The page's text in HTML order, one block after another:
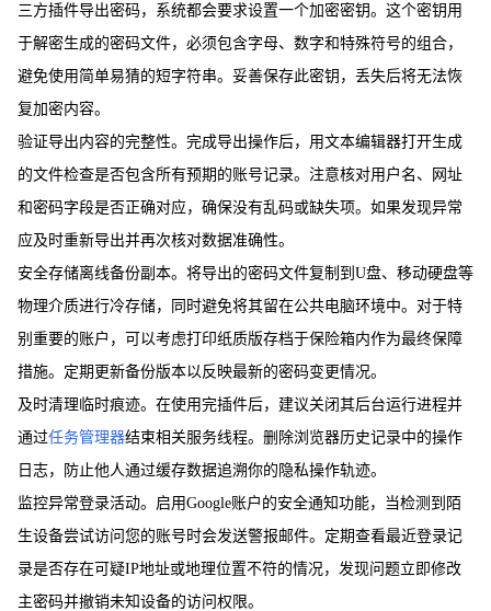
三方插件导出密码，系统都会要求设置一个加密密钥。这个密钥用
于解密生成的密码文件，必须包含字母、数字和特殊符号的组合，
避免使用简单易猜的短字符串。妥善保存此密钥，丢失后将无法恢
复加密内容。
验证导出内容的完整性。完成导出操作后，用文本编辑器打开生成
的文件检查是否包含所有预期的账号记录。注意核对用户名、网址
和密码字段是否正确对应，确保没有乱码或缺失项。如果发现异常
应及时重新导出并再次核对数据准确性。
安全存储离线备份副本。将导出的密码文件复制到U盘、移动硬盘等
物理介质进行冷存储，同时避免将其留在公共电脑环境中。对于特
别重要的账户，可以考虑打印纸质版存档于保险箱内作为最终保障
措施。定期更新备份版本以反映最新的密码变更情况。
及时清理临时痕迹。在使用完插件后，建议关闭其后台运行进程并
通过任务管理器结束相关服务线程。删除浏览器历史记录中的操作
日志，防止他人通过缓存数据追溯你的隐私操作轨迹。
监控异常登录活动。启用Google账户的安全通知功能，当检测到陌
生设备尝试访问您的账号时会发送警报邮件。定期查看最近登录记
录是否存在可疑IP地址或地理位置不符的情况，发现问题立即修改
主密码并撤销未知设备的访问权限。